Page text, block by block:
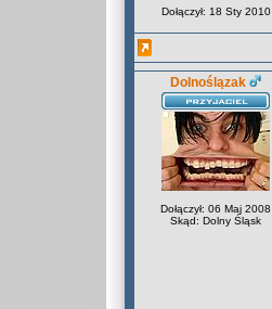
Dołączył: 18 Sty 2010
Dolnoślązak
Dołączył: 06 Maj 2008
Skąd: Dolny Śląsk